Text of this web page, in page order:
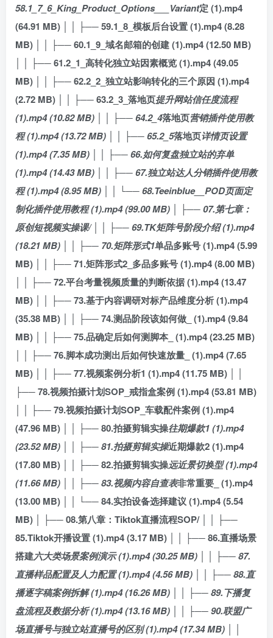
58.1_7_6_King_Product_Options___Variant定 (1).mp4
(64.91 MB) │ │ ├── 59.1_8_模板后台设置 (1).mp4 (8.28
MB) │ │ ├── 60.1_9_域名邮箱的创建 (1).mp4 (12.50 MB)
│ │ ├── 61.2_1_高转化独立站因素概览 (1).mp4 (49.05
MB) │ │ ├── 62.2_2_独立站影响转化的三个原因 (1).mp4
(2.72 MB) │ │ ├── 63.2_3_落地页提升网站信任度流程
(1).mp4 (10.82 MB) │ │ ├── 64.2_4落地页营销插件使用教
程 (1).mp4 (13.72 MB) │ │ ├── 65.2_5落地页详情页设置
(1).mp4 (7.35 MB) │ │ ├── 66.如何复盘独立站的弃单
(1).mp4 (14.43 MB) │ │ ├── 67.独立站达人分销插件使用教
程 (1).mp4 (8.95 MB) │ │ └── 68.Teeinblue__POD页面定
制化插件使用教程 (1).mp4 (99.00 MB) │ ├── 07.第七章：
原创短视频实操课/ │ │ ├── 69.TK矩阵号阶段介绍 (1).mp4
(18.21 MB) │ │ ├── 70.矩阵形式1单品多账号 (1).mp4 (5.99
MB) │ │ ├── 71.矩阵形式2_多品多账号 (1).mp4 (8.00 MB)
│ │ ├── 72.平台考量视频质量的判断依据 (1).mp4 (13.47
MB) │ │ ├── 73.基于内容调研对标产品维度分析 (1).mp4
(35.38 MB) │ │ ├── 74.测品阶段该如何做_ (1).mp4 (9.84
MB) │ │ ├── 75.品确定后如何测脚本_ (1).mp4 (23.25 MB)
│ │ ├── 76.脚本成功测出后如何快速放量_ (1).mp4 (7.65
MB) │ │ ├── 77.视频案例分析1 (1).mp4 (11.75 MB) │ │
├── 78.视频拍摄计划SOP_戒指盒案例 (1).mp4 (53.81 MB)
│ │ ├── 79.视频拍摄计划SOP_车载配件案例 (1).mp4
(47.96 MB) │ │ ├── 80.拍摄剪辑实操往期爆款1 (1).mp4
(23.52 MB) │ │ ├── 81.拍摄剪辑实操近期爆款2 (1).mp4
(17.80 MB) │ │ ├── 82.拍摄剪辑实操远近景切换型 (1).mp4
(11.66 MB) │ │ ├── 83.视频内容自查表非常重要_ (1).mp4
(13.00 MB) │ │ └── 84.实拍设备选择建议 (1).mp4 (5.54
MB) │ ├── 08.第八章：Tiktok直播流程SOP/ │ │ ├──
85.Tiktok开播设置 (1).mp4 (3.17 MB) │ │ ├── 86.直播场景
搭建六大类场景案例演示 (1).mp4 (30.25 MB) │ │ ├── 87.
直播样品配置及人力配置 (1).mp4 (4.56 MB) │ │ ├── 88.直
播逐字稿案例拆解 (1).mp4 (16.26 MB) │ │ ├── 89.下播复
盘流程及数据分析 (1).mp4 (13.16 MB) │ │ ├── 90.联盟广
场直播号与独立站直播号的区别 (1).mp4 (17.34 MB) │ │